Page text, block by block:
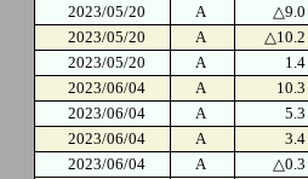
2023/05/20
A △9.0
2023/05/20
A △10.2
2023/05/20
A 1.4
2023/06/04
A 10.3
2023/06/04
A 5.3
2023/06/04
A 3.4
2023/06/04
A △0.3